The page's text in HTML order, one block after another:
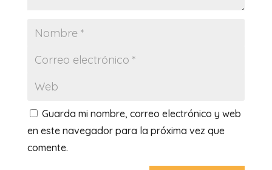
Guarda mi nombre, correo electrónico y web
en este navegador para la próxima vez que
comente.